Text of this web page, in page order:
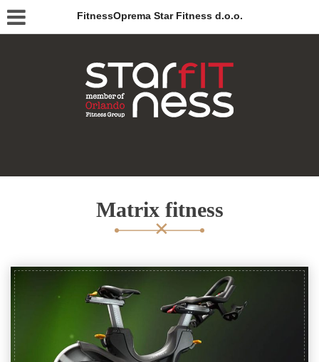
FitnessOprema Star Fitness d.o.o.
Matrix fitness